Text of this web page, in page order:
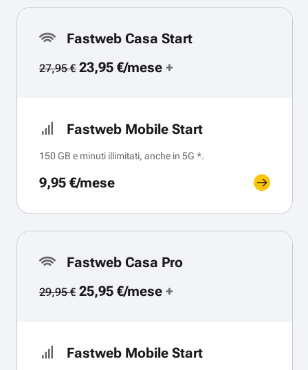
Fastweb Casa Start
27,95 €23,95 €/mese+
Fastweb Mobile Start
150 GB e minuti illimitati, anche in 5G *.
9,95 €/mese
Fastweb Casa Pro
29,95 €25,95 €/mese+
Fastweb Mobile Start